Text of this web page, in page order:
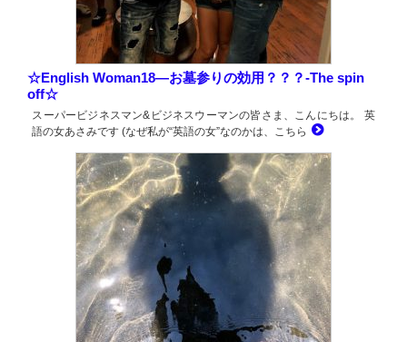
☆English Woman18―お墓参りの効用？？？-The spin
off☆
スーパービジネスマン&ビジネスウーマンの皆さま、こんにちは。 英
語の女あさみです (なぜ私が“英語の女”なのかは、こちら